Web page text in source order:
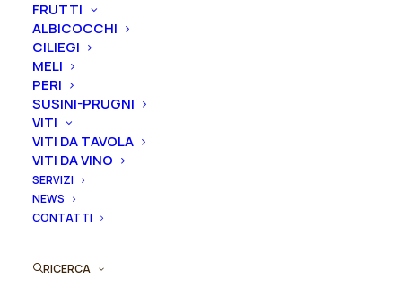
FRUTTI
ALBICOCCHI
CILIEGI
MELI
PERI
SUSINI-PRUGNI
VITI
VITI DA TAVOLA
VITI DA VINO
SERVIZI
NEWS
CONTATTI
RICERCA
rifiorente
"Hot
Lady®
-
Exquisite"
quantità
Puoi acquistare ora questo prodotto contattandoci e
indicando la dimensione del vaso desiderata e la
quantità
ORDINA SU WHATSAPP